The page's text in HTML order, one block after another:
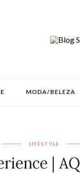
MODA/BELEZA
LIFESTYLE
|